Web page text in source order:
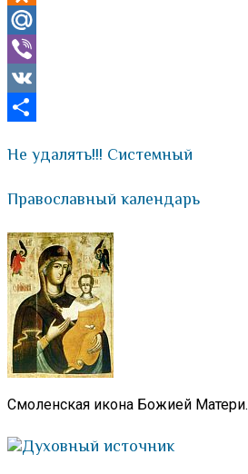
Odnoklassniki
Mail.Ru
Viber
VK
Не удалять!!! Системный
Православный календарь
Смоленская икона Божией Матери.
Духовный источник